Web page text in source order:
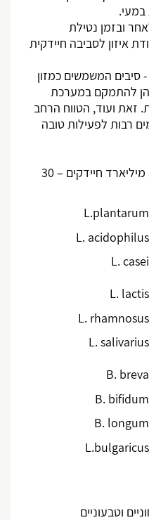
ובזמן נטילת
איזון לסביבה חיידקית
- סיבים המשמשים כמזון
להתמקם במערכת
זאת ועוד, הטווח הרחב
רבות לפעילות טובה
תערובת פרוביוטיקה 10 זנים, 3 מיליארד חיידקים – 30
L.plantarum
L. acidophilus
L. casei
L. lactis
L. rhamnosus
L. salivarius
B. breva
B. bifidum
B. longum
L.bulgaricus
וטבעוניים